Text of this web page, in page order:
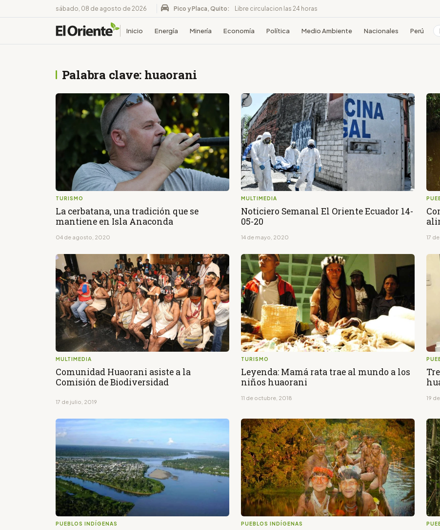
sábado, 08 de agosto de 2026 Pico y Placa, Quito: Libre circulacion las 24 horas
Inicio Energía Minería Economía Política Medio Ambiente Nacionales Perú
Palabra clave: huaorani
TURISMO
La cerbatana, una tradición que se
mantiene en Isla Anaconda
04 de agosto, 2020
MULTIMEDIA
Noticiero Semanal El Oriente Ecuador 14-
05-20
14 de mayo, 2020 17
MULTIMEDIA
Comunidad Huaorani asiste a la
Comisión de Biodiversidad
17 de julio, 2019
TURISMO
Leyenda: Mamá rata trae al mundo a los
niños huaorani
11 de octubre, 2018 19
PUEBLOS INDÍGENAS PUEBLOS INDÍGENAS